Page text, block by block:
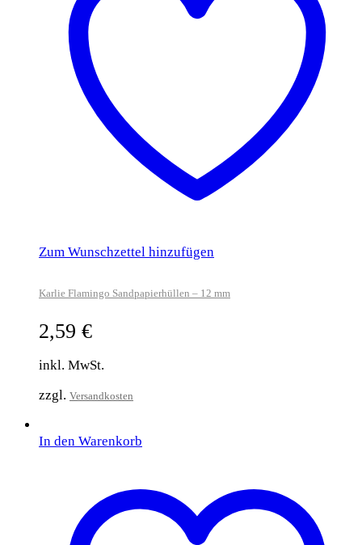
Zum Wunschzettel hinzufügen
Karlie Flamingo Sandpapierhüllen – 12 mm
2,59 €
inkl. MwSt.
zzgl. Versandkosten
In den Warenkorb